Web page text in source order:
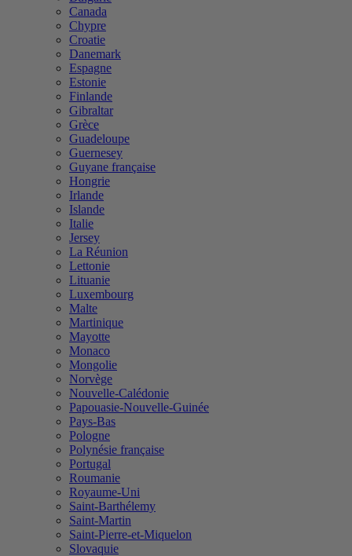
Canada
Chypre
Croatie
Danemark
Espagne
Estonie
Finlande
Gibraltar
Grèce
Guadeloupe
Guernesey
Guyane française
Hongrie
Irlande
Islande
Italie
Jersey
La Réunion
Lettonie
Lituanie
Luxembourg
Malte
Martinique
Mayotte
Monaco
Mongolie
Norvège
Nouvelle-Calédonie
Papouasie-Nouvelle-Guinée
Pays-Bas
Pologne
Polynésie française
Portugal
Roumanie
Royaume-Uni
Saint-Barthélemy
Saint-Martin
Saint-Pierre-et-Miquelon
Slovaquie